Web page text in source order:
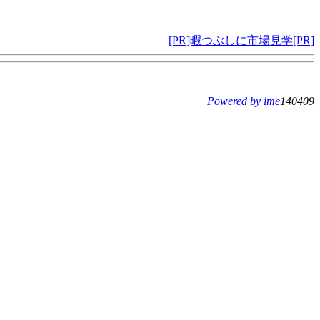
[PR]暇つぶしに市場見学[PR]
Powered by ime140409